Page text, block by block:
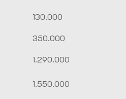
130.000
350.000
1.290.000
1.550.000